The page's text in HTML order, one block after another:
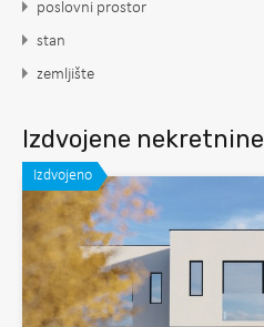
poslovni prostor
stan
zemljište
Izdvojene nekretnine
Izdvojeno